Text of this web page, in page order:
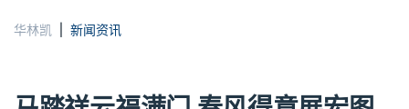
华林凯 新闻资讯